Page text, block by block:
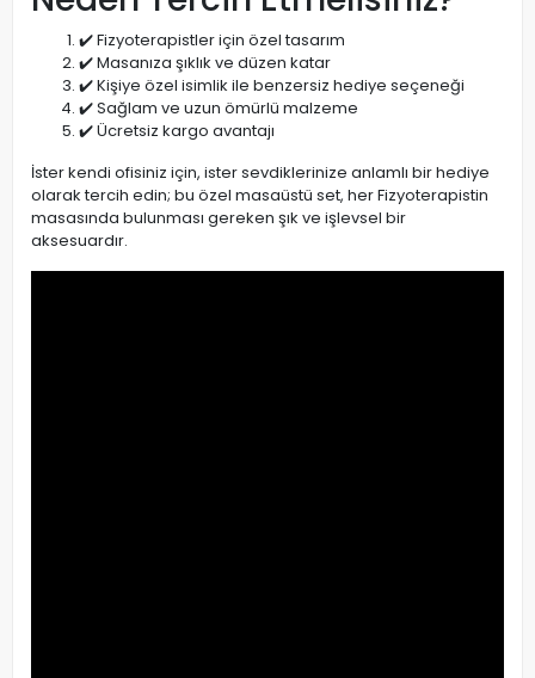
✔️ Fizyoterapistler için özel tasarım
✔️ Masanıza şıklık ve düzen katar
✔️ Kişiye özel isimlik ile benzersiz hediye seçeneği
✔️ Sağlam ve uzun ömürlü malzeme
✔️ Ücretsiz kargo avantajı
İster kendi ofisiniz için, ister sevdiklerinize anlamlı bir hediye
olarak tercih edin; bu özel masaüstü set, her Fizyoterapistin
masasında bulunması gereken şık ve işlevsel bir
aksesuardır.